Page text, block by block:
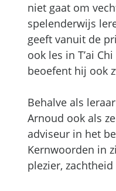
niet gaat om
spelenderwijs
geeft vanuit de
ook les in T’ai
beoefent hij ook
Behalve als
Arnoud ook als
adviseur in het
Kernwoorden in
plezier,